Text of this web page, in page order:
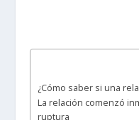
¿Cómo saber si una
La relación comenzó
ruptura